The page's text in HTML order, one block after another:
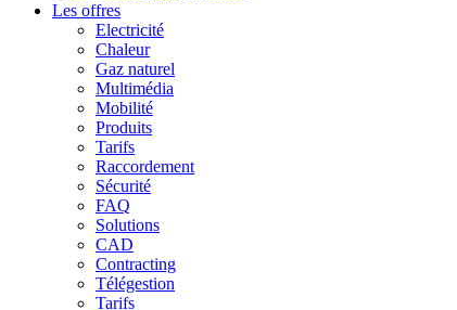
Les offres
Electricité
Chaleur
Gaz naturel
Multimédia
Mobilité
Produits
Tarifs
Raccordement
Sécurité
FAQ
Solutions
CAD
Contracting
Télégestion
Tarifs